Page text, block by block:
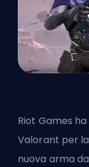
Riot Games
Valorant per
nuova arma